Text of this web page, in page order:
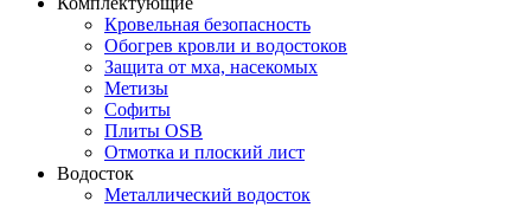
Кровельная безопасность
Обогрев кровли и водостоков
Защита от мха, насекомых
Метизы
Софиты
Плиты OSB
Отмотка и плоский лист
Водосток
Металлический водосток